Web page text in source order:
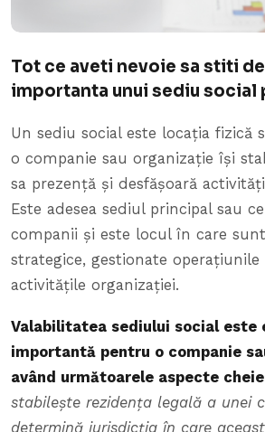
Tot ce aveti nevoie sa stiti
importanta unui sediu social
Un sediu social este locația fizică
o companie sau organizație își
sa prezență și desfășoară
Este adesea sediul principal sau
companii și este locul în care
strategice, gestionate
activitățile organizației.
Valabilitatea sediului social este
importantă pentru o companie
având următoarele aspecte
stabilește rezidența legală a unei
determină jurisdicția în care